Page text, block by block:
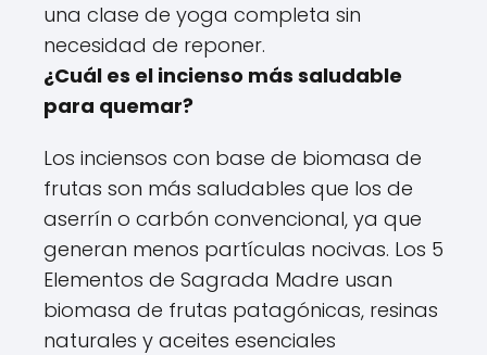
una clase de yoga completa sin
necesidad de reponer.
¿Cuál es el incienso más saludable
para quemar?
Los inciensos con base de biomasa de
frutas son más saludables que los de
aserrín o carbón convencional, ya que
generan menos partículas nocivas. Los 5
Elementos de Sagrada Madre usan
biomasa de frutas patagónicas, resinas
naturales y aceites esenciales